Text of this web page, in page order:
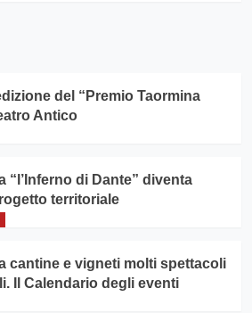
del “Premio Taormina
Antico
“l’Inferno di Dante” diventa
territoriale
cantine e vigneti molti spettacoli
Il Calendario degli eventi